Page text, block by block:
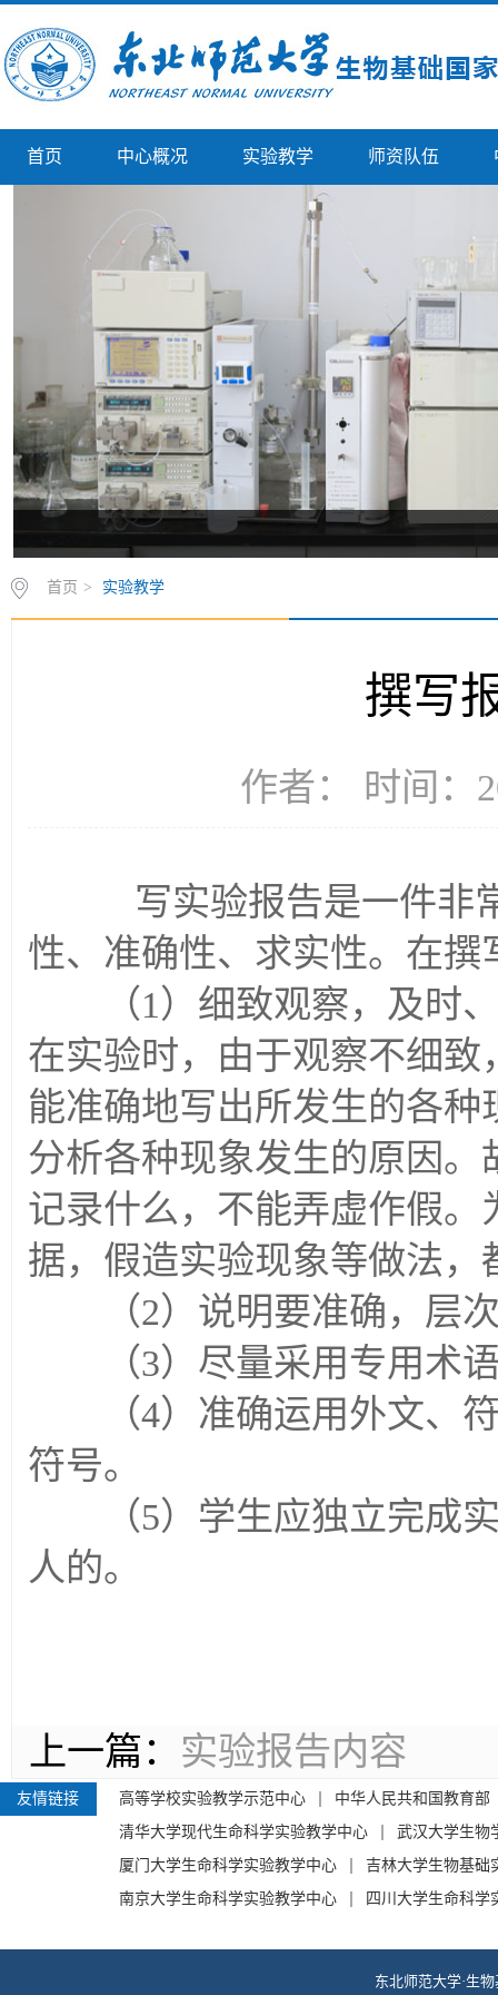
首页 中心概况 实验教学 师资队伍
首页 > 实验教学
撰写
作者： 时间：
写实验报告是一件非常
性、准确性、求实性。在
（1）细致观察，及时、
在实验时，由于观察不细
能准确地写出所发生的各
分析各种现象发生的原因
记录什么，不能弄虚作假
据，假造实验现象等做法，
（2）说明要准确，层次
（3）尽量采用专用术语
（4）准确运用外文、符
符号。
（5）学生应独立完成实
人的。
上一篇： 实验报告内容
友情链接 高等学校实验教学示范中心
中华人民共和国教育部
清华大学现代生命科学实验教学中心
武汉大学生物
厦门大学生命科学实验教学中心
吉林大学生物基础
南京大学生命科学实验教学中心
四川大学生命科学
东北师范大学·生